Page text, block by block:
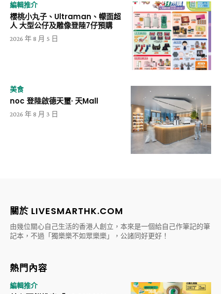
編輯推介
櫻桃小丸子、Ultraman、幪面超
人 大型公仔及雕像登陸7仔預購
2026 年 8 月 5 日
美食
noc 登陸啟德天璽· 天Mall
2026 年 8 月 3 日
關於 LIVESMARTHK.COM
由幾位關心自己生活的香港人創立，本來是一個給自己作筆記的筆
記本，不過「獨樂樂不如眾樂樂」，公諸同好更好！
熱門內容
編輯推介